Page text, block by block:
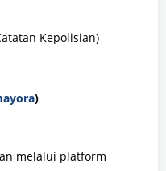
Kepolisian)
)
melalui platform